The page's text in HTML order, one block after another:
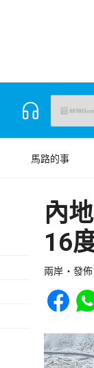
馬路的事
內
16
兩岸 發
Share to